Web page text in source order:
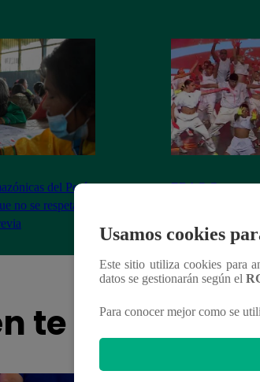
del Perú
no se respeta su
EBAC Crew
te puede
Usamos cookies
Este sitio utiliza cookies para
datos se gestionarán según el
Para conocer mejor como se